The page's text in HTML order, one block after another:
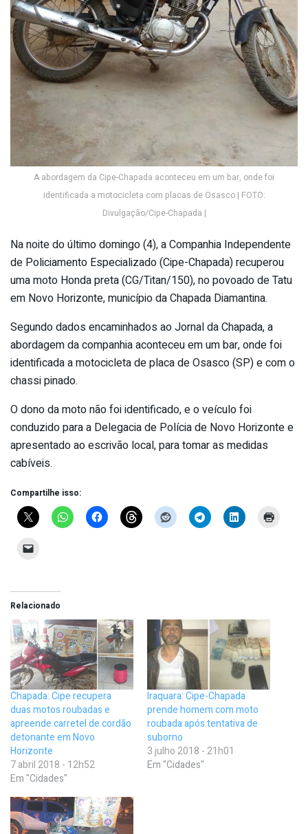
A abordagem da Cipe-Chapada aconteceu em um bar, onde foi
identificada a motocicleta com placas de Osasco | FOTO:
Divulgação/Cipe-Chapada |
Na noite do último domingo (4), a Companhia Independente
de Policiamento Especializado (Cipe-Chapada) recuperou
uma moto Honda preta (CG/Titan/150), no povoado de Tatu
em Novo Horizonte, município da Chapada Diamantina.
Segundo dados encaminhados ao Jornal da Chapada, a
abordagem da companhia aconteceu em um bar, onde foi
identificada a motocicleta de placa de Osasco (SP) e com o
chassi pinado.
O dono da moto não foi identificado, e o veículo foi
conduzido para a Delegacia de Polícia de Novo Horizonte e
apresentado ao escrivão local, para tomar as medidas
cabíveis.
Compartilhe isso:
Relacionado
Chapada: Cipe recupera
duas motos roubadas e
apreende carretel de cordão
detonante em Novo
Horizonte
7 abril 2018 - 12h52
Em "Cidades"
Iraquara: Cipe-Chapada
prende homem com moto
roubada após tentativa de
suborno
3 julho 2018 - 21h01
Em "Cidades"